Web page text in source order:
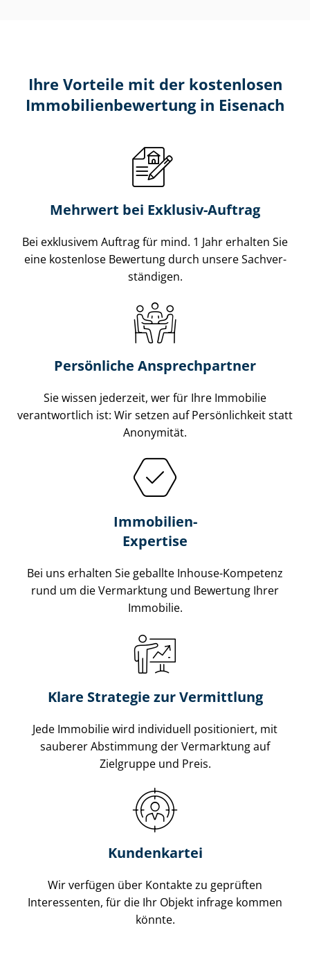
Ihre Vorteile mit der kostenlosen
Im­mo­bi­li­en­be­wer­tung in Eisenach
Mehrwert bei Exklusiv-Auftrag
Bei exklusivem Auftrag für mind. 1 Jahr erhalten Sie
eine kostenlose Bewertung durch unsere Sach­ver­
stän­di­gen.
Persönliche Ansprechpartner
Sie wissen jederzeit, wer für Ihre Immobilie
verantwortlich ist: Wir setzen auf Persönlichkeit statt
Anonymität.
Immobilien-
Expertise
Bei uns erhalten Sie geballte Inhouse-Kompetenz
rund um die Vermarktung und Bewertung Ihrer
Immobilie.
Klare Strategie zur Vermittlung
Jede Immobilie wird individuell positioniert, mit
sauberer Abstimmung der Vermarktung auf
Zielgruppe und Preis.
Kundenkartei
Wir verfügen über Kontakte zu geprüften
Interessenten, für die Ihr Objekt infrage kommen
könnte.